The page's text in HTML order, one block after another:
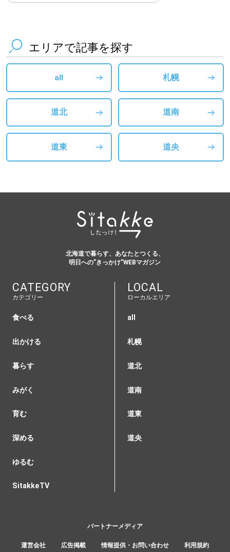
エリアで記事を探す
all 札幌
道北 道南
道東 道央
北海道で暮らす、あなたとつくる、
明日への”きっかけ”WEBマガジン
CATEGORY
カテゴリー
食べる
出かける
暮らす
みがく
育む
深める
ゆるむ
SitakkeTV
LOCAL
ローカルエリア
all
札幌
道北
道南
道東
道央
運営会社 広告掲載 情報提供・お問い合わせ 利用規約
パートナーメディア